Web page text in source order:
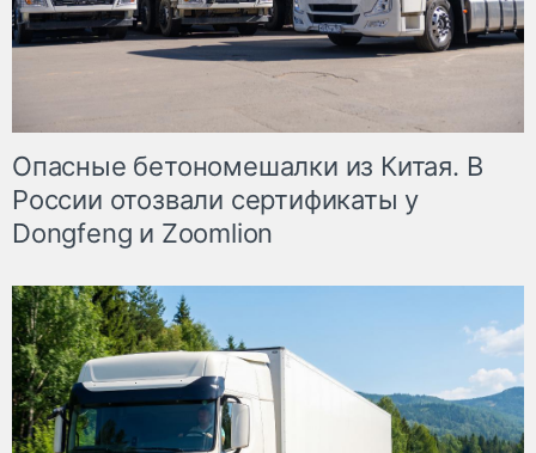
Опасные бетономешалки из Китая. В
России отозвали сертификаты у
Dongfeng и Zoomlion